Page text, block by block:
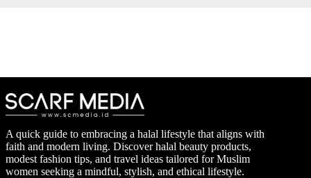
A quick guide to embracing a halal lifestyle that aligns with
faith and modern living. Discover halal beauty products,
modest fashion tips, and travel ideas tailored for Muslim
women seeking a mindful, stylish, and ethical lifestyle.